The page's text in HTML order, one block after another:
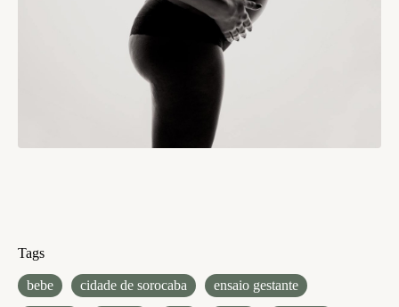
Tags
bebe cidade de sorocaba ensaio gestante